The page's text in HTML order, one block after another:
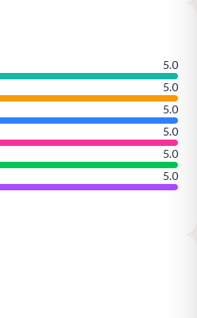
5.0
5.0
5.0
5.0
5.0
5.0